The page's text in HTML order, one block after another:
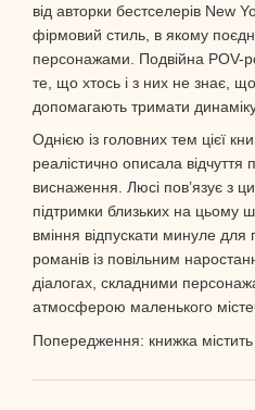
від авторки бестселерів New
фірмовий стиль, в якому
персонажами. Подвійна POV-
те, що хтось і з них не знає,
допомагають тримати
Однією із головних тем цієї
реалістично описала
виснаження. Люсі пов’язує з
підтримки близьких на цьому
вміння відпускати минуле для
романів із повільним
діалогах, складними
атмосферою маленького
Попередження: книжка